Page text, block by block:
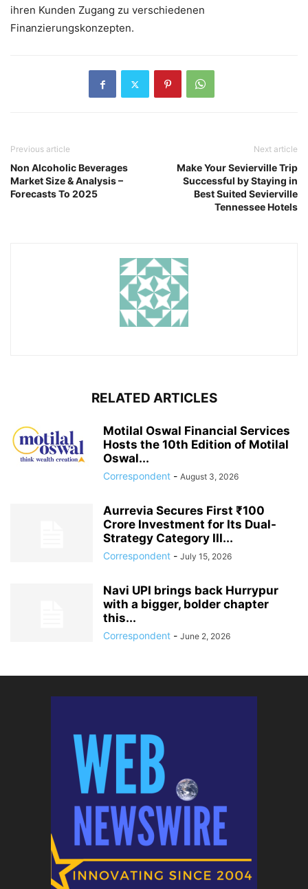
ihren Kunden Zugang zu verschiedenen
Finanzierungskonzepten.
Previous article
Non Alcoholic Beverages
Market Size & Analysis –
Forecasts To 2025
Next article
Make Your Sevierville Trip
Successful by Staying in
Best Suited Sevierville
Tennessee Hotels
RELATED ARTICLES
Motilal Oswal Financial Services
Hosts the 10th Edition of Motilal
Oswal...
Correspondent - August 3, 2026
Aurrevia Secures First ₹100
Crore Investment for Its Dual-
Strategy Category III...
Correspondent - July 15, 2026
Navi UPI brings back Hurrypur
with a bigger, bolder chapter
this...
Correspondent - June 2, 2026